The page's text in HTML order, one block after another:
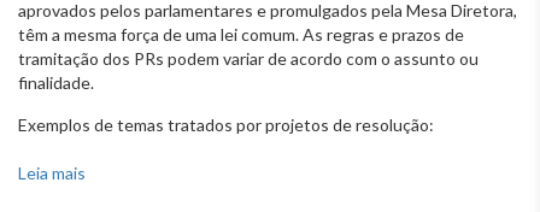
aprovados pelos parlamentares e promulgados pela Mesa Diretora,
têm a mesma força de uma lei comum. As regras e prazos de
tramitação dos PRs podem variar de acordo com o assunto ou
finalidade.
Exemplos de temas tratados por projetos de resolução:
Leia mais